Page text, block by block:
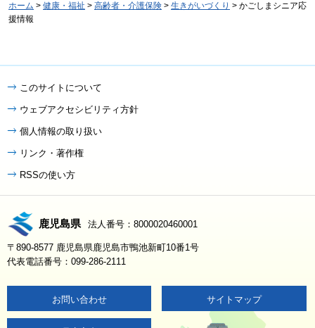
ホーム > 健康・福祉 > 高齢者・介護保険 > 生きがいづくり > かごしまシニア応
援情報
このサイトについて
ウェブアクセシビリティ方針
個人情報の取り扱い
リンク・著作権
RSSの使い方
鹿児島県 法人番号：8000020460001
〒890-8577 鹿児島県鹿児島市鴨池新町10番1号
代表電話番号：099-286-2111
お問い合わせ サイトマップ